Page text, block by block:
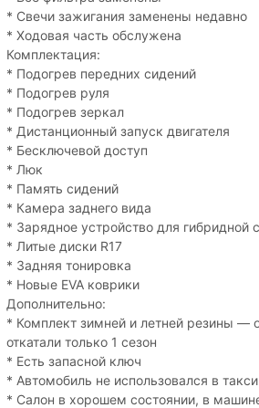
* Свечи зажигания заменены недавно
* Ходовая часть обслужена
Комплектация:
* Подогрев передних сидений
* Подогрев руля
* Подогрев зеркал
* Дистанционный запуск двигателя
* Бесключевой доступ
* Люк
* Память сидений
* Камера заднего вида
* Зарядное устройство для гибридной
* Литые диски R17
* Задняя тонировка
* Новые EVA коврики
Дополнительно:
* Комплект зимней и летней резины —
откатали только 1 сезон
* Есть запасной ключ
* Автомобиль не использовался в такси
* Салон в хорошем состоянии, в